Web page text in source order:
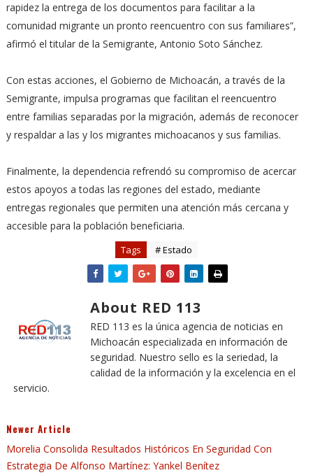
rapidez la entrega de los documentos para facilitar a la
comunidad migrante un pronto reencuentro con sus familiares”,
afirmó el titular de la Semigrante, Antonio Soto Sánchez.
Con estas acciones, el Gobierno de Michoacán, a través de la
Semigrante, impulsa programas que facilitan el reencuentro
entre familias separadas por la migración, además de reconocer
y respaldar a las y los migrantes michoacanos y sus familias.
Finalmente, la dependencia refrendó su compromiso de acercar
estos apoyos a todas las regiones del estado, mediante
entregas regionales que permiten una atención más cercana y
accesible para la población beneficiaria.
Tags # Estado
About RED 113
RED 113 es la única agencia de noticias en
Michoacán especializada en información de
seguridad. Nuestro sello es la seriedad, la
calidad de la información y la excelencia en el
servicio.
Newer Article
Morelia Consolida Resultados Históricos En Seguridad Con
Estrategia De Alfonso Martínez: Yankel Benítez